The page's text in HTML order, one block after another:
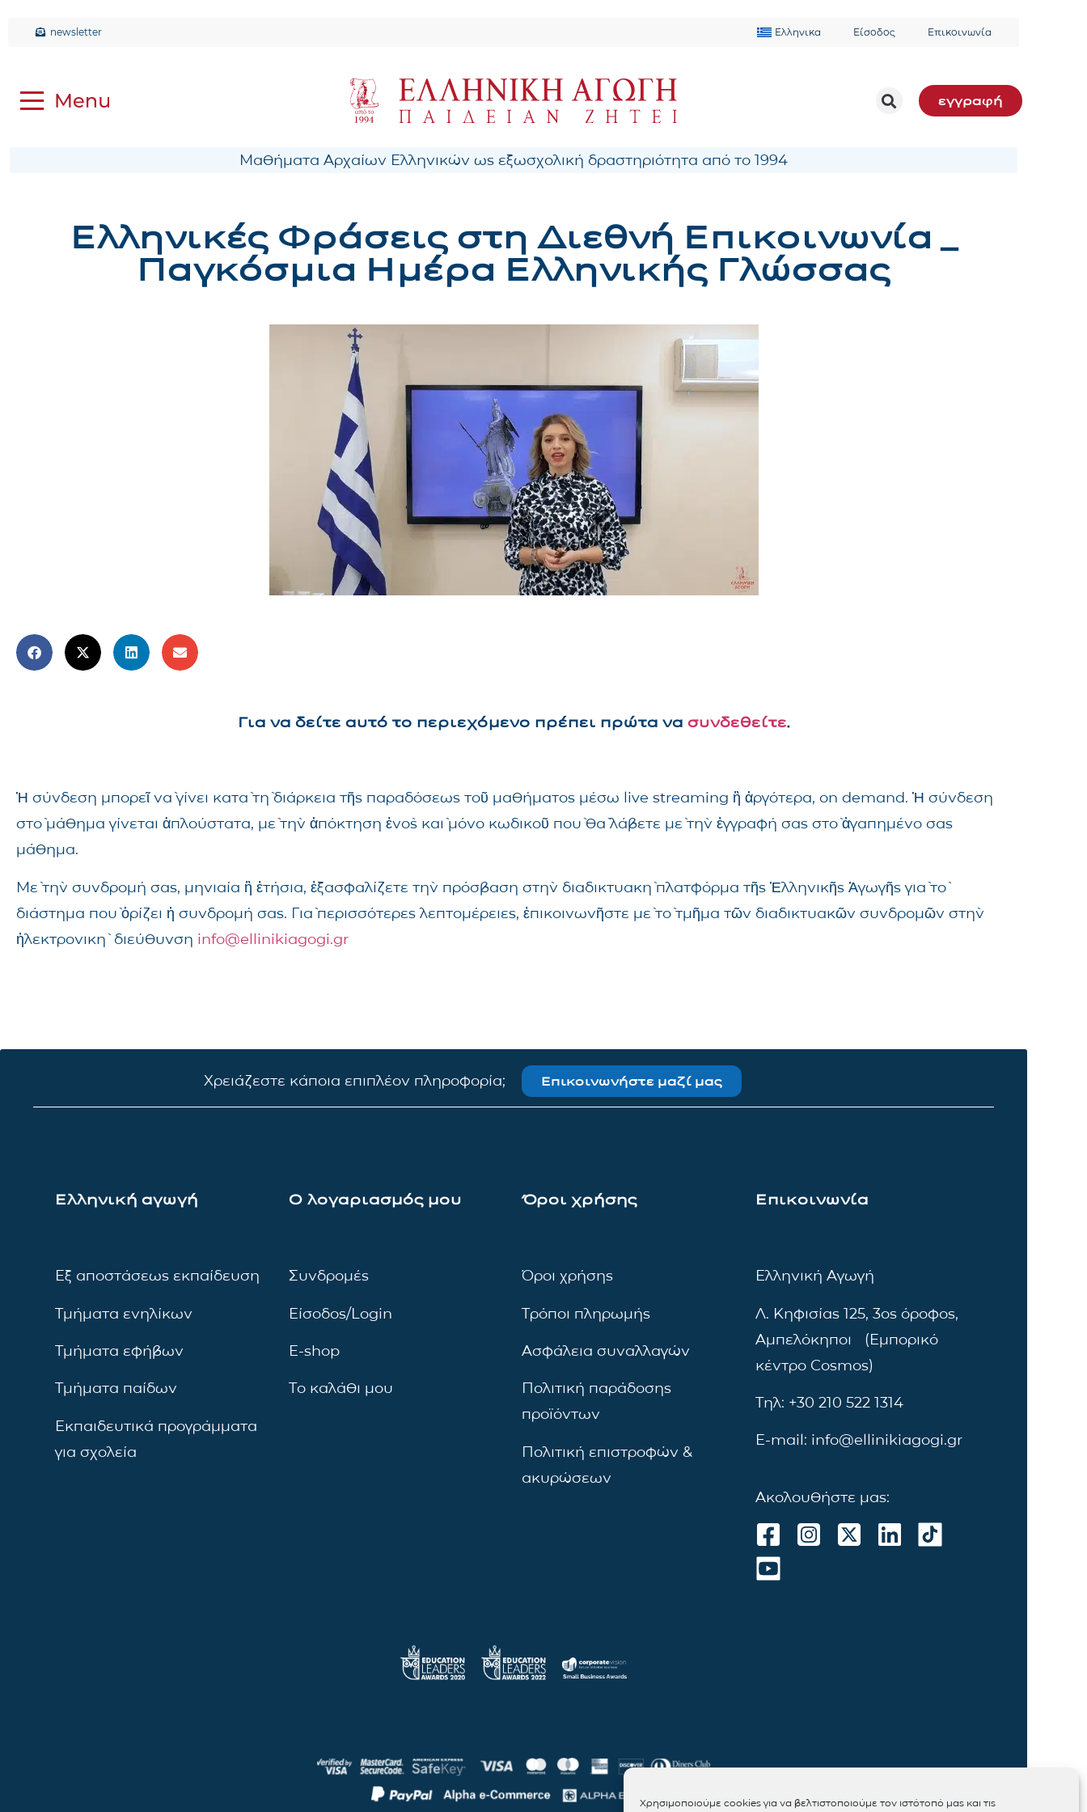
Χρησιμοποιούμε cookies για να βελτιστοποιούμε τον ιστότοπό μας και τις
newsletter Ελληνικα Είσοδος Επικοινωνία
εγγραφή
Μαθήματα Αρχαίων Ελληνικών ως εξωσχολική δραστηριότητα από το 1994
Ελληνικές Φράσεις στη Διεθνή Επικοινωνία _
Παγκόσμια Ημέρα Ελληνικής Γλώσσας
Για να δείτε αυτό το περιεχόμενο πρέπει πρώτα να συνδεθείτε.
Ἡ σύνδεση μπορεῖ νὰ γίνει κατὰ τὴ διάρκεια τῆς παραδόσεως τοῦ μαθήματος μέσω live streaming ἢ ἀργότερα, on demand. Ἡ σύνδεση
στὸ μάθημα γίνεται ἁπλούστατα, μὲ τὴν ἀπόκτηση ἑνὸς καὶ μόνο κωδικοῦ ποὺ θὰ λάβετε μὲ τὴν ἐγγραφή σας στὸ ἀγαπημένο σας
μάθημα.
Μὲ τὴν συνδρομή σας, μηνιαία ἢ ἐτήσια, ἐξασφαλίζετε τὴν πρόσβαση στὴν διαδικτυακὴ πλατφόρμα τῆς Ἑλληνικῆς Ἀγωγῆς γιὰ τὸ
διάστημα ποὺ ὁρίζει ἡ συνδρομή σας. Γιὰ περισσότερες λεπτομέρειες, ἐπικοινωνῆστε μὲ τὸ τμῆμα τῶν διαδικτυακῶν συνδρομῶν στὴν
ἠλεκτρονικὴ διεύθυνση info@ellinikiagogi.gr
Χρειάζεστε κάποια επιπλέον πληροφορία; Επικοινωνήστε μαζί μας
Ελληνική αγωγή
Εξ αποστάσεως εκπαίδευση
Τμήματα ενηλίκων
Τμήματα εφήβων
Τμήματα παίδων
Εκπαιδευτικά προγράμματα
για σχολεία
Ο λογαριασμός μου
Συνδρομές
Είσοδος/Login
E-shop
Το καλάθι μου
Όροι χρήσης
Όροι χρήσης
Τρόποι πληρωμής
Ασφάλεια συναλλαγών
Πολιτική παράδοσης
προϊόντων
Πολιτική επιστροφών &
ακυρώσεων
Επικοινωνία
Ελληνική Αγωγή
Λ. Κηφισίας 125, 3ος όροφος,
Αμπελόκηποι (Εμπορικό
κέντρο Cosmos)
Τηλ: +30 210 522 1314
E-mail: info@ellinikiagogi.gr
Ακολουθήστε μας: